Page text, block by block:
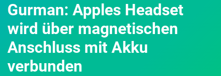
Gurman: Apples Headset
wird über magnetischen
Anschluss mit Akku
verbunden